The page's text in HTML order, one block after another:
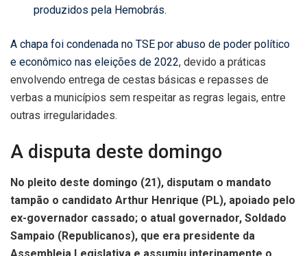
produzidos pela Hemobrás.
A chapa foi condenada no TSE por abuso de poder político
e econômico nas eleições de 2022, devido a práticas
envolvendo entrega de cestas básicas e repasses de
verbas a municípios sem respeitar as regras legais, entre
outras irregularidades.
A disputa deste domingo
No pleito deste domingo (21), disputam o mandato
tampão o candidato Arthur Henrique (PL), apoiado pelo
ex-governador cassado; o atual governador, Soldado
Sampaio (Republicanos), que era presidente da